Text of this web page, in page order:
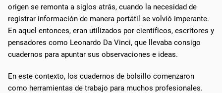
origen se remonta a siglos atrás, cuando la necesidad de
registrar información de manera portátil se volvió imperante.
En aquel entonces, eran utilizados por científicos, escritores y
pensadores como Leonardo Da Vinci, que llevaba consigo
cuadernos para apuntar sus observaciones e ideas.
En este contexto, los cuadernos de bolsillo comenzaron
como herramientas de trabajo para muchos profesionales.